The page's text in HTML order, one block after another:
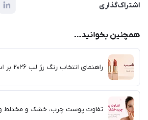
اشتراک‌گذاری
همچنین بخوانید...
راهنمای انتخاب رنگ رژ لب ۲۰۲۶ بر اساس رنگ پوست
تفاوت پوست چرب، خشک و